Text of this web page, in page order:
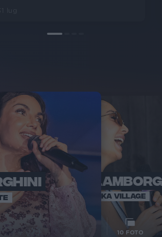
ELETTRA
VOI TANKA VILLAGE
10 FOTO